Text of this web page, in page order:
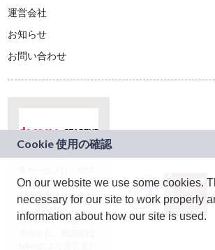
運営会社
お知らせ
お問い合わせ
ドコモグループの新
規事業創出プログラ
ム「docomo
STARTUP」を通じて
On our website we use some cookies.
necessary for our site to work properly
information about how our site is used.